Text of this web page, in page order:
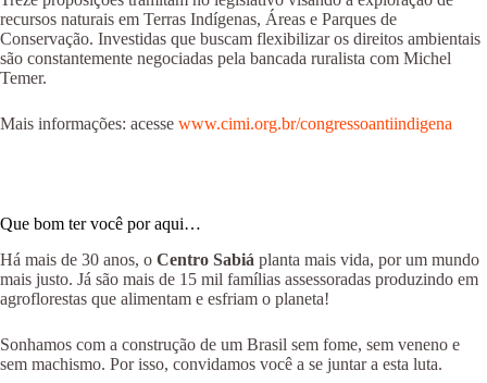
recursos naturais em Terras Indígenas, Áreas e Parques de
Conservação. Investidas que buscam flexibilizar os direitos ambientais
são constantemente negociadas pela bancada ruralista com Michel
Temer.
Mais informações: acesse www.cimi.org.br/congressoantiindigena
Que bom ter você por aqui…
Há mais de 30 anos, o Centro Sabiá planta mais vida, por um mundo
mais justo. Já são mais de 15 mil famílias assessoradas produzindo em
agroflorestas que alimentam e esfriam o planeta!
Sonhamos com a construção de um Brasil sem fome, sem veneno e
sem machismo. Por isso, convidamos você a se juntar a esta luta.